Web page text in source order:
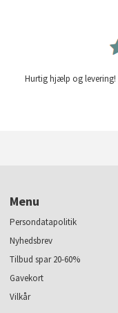
Hurtig hjælp og levering!
Menu
Persondatapolitik
Nyhedsbrev
Tilbud spar 20-60%
Gavekort
Vilkår